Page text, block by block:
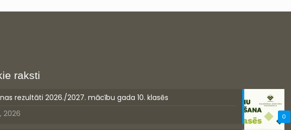
raksti
0
rezultāti 2026./2027. mācību gada 10. klasēs
2026